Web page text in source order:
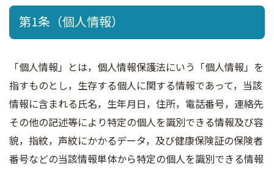
第1条（個人情報）
「個人情報」とは，個人情報保護法にいう「個人情報」を
指すものとし，生存する個人に関する情報であって，当該
情報に含まれる氏名，生年月日，住所，電話番号，連絡先
その他の記述等により特定の個人を識別できる情報及び容
貌，指紋，声紋にかかるデータ，及び健康保険証の保険者
番号などの当該情報単体から特定の個人を識別できる情報